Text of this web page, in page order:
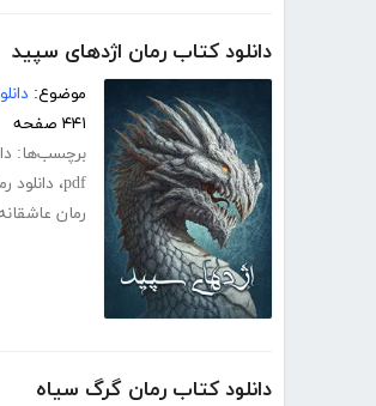
دانلود کتاب رمان اژدهای سپید
موضوع:
۴۴۱ صفحه
برچسب‌ها:
pdf، دانلود
رمان
دانلود کتاب رمان گرگ سیاه